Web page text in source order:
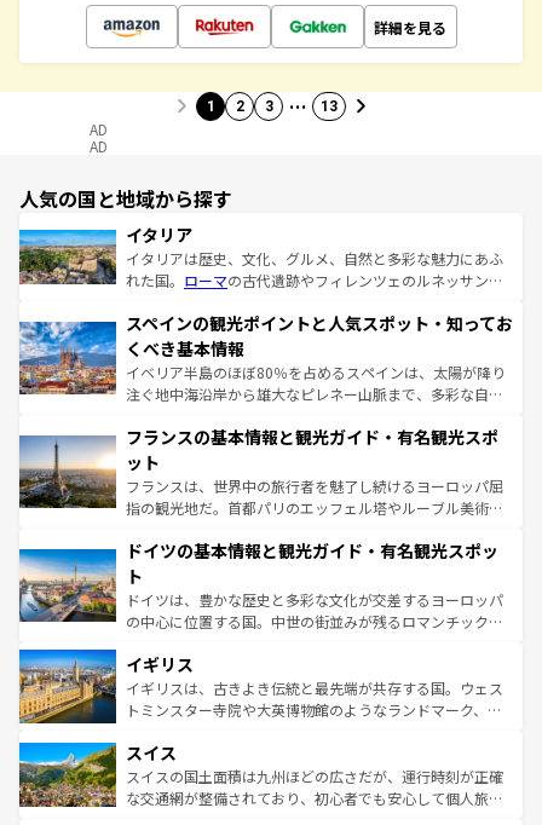
詳細を見る
1 2 3 … 13
AD
AD
人気の国と地域から探す
イタリア
イタリアは歴史、文化、グルメ、自然と多彩な魅力にあふ
れた国。 ローマの古代遺跡やフィレンツェのルネッサンス
ろん、トスカーナの美しい田園風景やアマルフィ海岸の絶
景など、自然景観も見逃せない。観光の合間には、本場の
ピザやパスタなど、絶品のイタリア料理を堪能することも
できる。朝目覚めてから夜眠るまで、すべての瞬間を楽し
なお、新着のイタリア情報はコンテンツ一覧を参照してほ
しい。
スペインの観光ポイントと人気スポット・知ってお
くべき基本情報
イベリア半島のほぼ80％を占めるスペインは、太陽が降り
注ぐ地中海沿岸から雄大なピレネー山脈まで、多彩な自然
文化が根付くこの国では、情熱的なフラメンコ、熱気あふ
れる闘牛、そして美味しいタパスが生活の一部となってい
る。首都マドリードの洗練された雰囲気や、バルセロナの
アートに溢れた街角から、地方では古代ローマ遺跡や中世
せる。地方によって風土や気候が異なるスペインはその個
ンテンツ一覧 を参照してほしい。
フランスの基本情報と観光ガイド・有名観光スポ
ット
フランスは、世界中の旅行者を魅了し続けるヨーロッパ屈
指の観光地だ。首都パリのエッフェル塔やルーブル美術館
で、幅広い魅力が詰まっている。華麗な宮殿、歴史的な大
聖堂、美しいビーチ、そして豊かな自然が、訪れる者を心
から魅了する。また、フランスは美食の国としても知ら
れ、フランス料理はユネスコ無形文化遺産にも登録されて
香り高いラベンダー畑など、多彩な楽しみ方が可能だ。さ
らに、パリ以外の地域にも魅力が溢れており、どの街角に
も豊かな歴史と文化が息づいている。パリ以外の個性あふ
を参照してほしい。
ドイツの基本情報と観光ガイド・有名観光スポッ
ト
ドイツは、豊かな歴史と多彩な文化が交差するヨーロッパ
の中心に位置する国。中世の街並みが残るロマンチック街
顔を持つこの国は、どこを歩いても飽きることがない。ベ
ルリンの文化的活気、バイエルン州のアルプスの絶景、そ
してライン川沿いのワイン畑といった風景は必見。ビール
は、お酒好きな人にはぜひ体験してほしい。 なお、新着の
ドイツ情報はコンテンツ一覧を参照してほしい。
イギリス
イギリスは、古きよき伝統と最先端が共存する国。ウェス
トミンスター寺院や大英博物館のようなランドマーク、歴
リアごとに異なる魅力がある。また、優雅なアフタヌーン
ティー、ビール好きにはたまらない英国パブ、サッカー観
戦など、本場だからこそできる体験も豊富。イギリスを旅
スイス
スイスの国土面積は九州ほどの広さだが、運行時刻が正確
な交通網が整備されており、初心者でも安心して個人旅行